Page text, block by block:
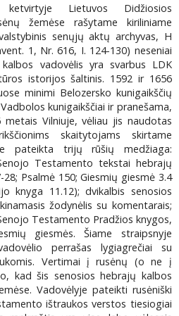
Lietuvos Didžiosios
žemėse rašytame kiriliniame
senųjų aktų archyvas, H
1, Nr. 616, I. 124-130) neseniai
vadovėlis yra svarbus LDK
istorijos šaltinis. 1592 ir 1656
minimi Belozersko kunigaikščių
kunigaikščiai ir pranešama,
Vilniuje, vėliau jis naudotas
skaitytojams skirtame
pateikta trijų rūšių medžiaga:
Testamento tekstai hebrajų
Psalmė 150; Giesmių giesmė 3.4
knyga 11.12); dvikalbis senosios
žodynėlis su komentarais;
Testamento Pradžios knygos,
giesmės. Šiame straipsnyje
perrašas lygiagrečiai su
Vertimai į rusėnų (o ne į
kad šis senosios hebrajų kalbos
Vadovėlyje pateikti rusėniški
ištraukos verstos tiesiogiai